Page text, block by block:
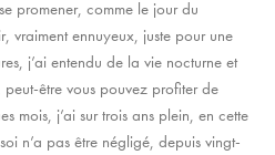
promener, comme le jour du
vraiment ennuyeux, juste pour une
j’ai entendu de la vie nocturne et
être vous pouvez profiter de
mois, j’ai sur trois ans plein, en cette
n’a pas être négligé, depuis vingt-